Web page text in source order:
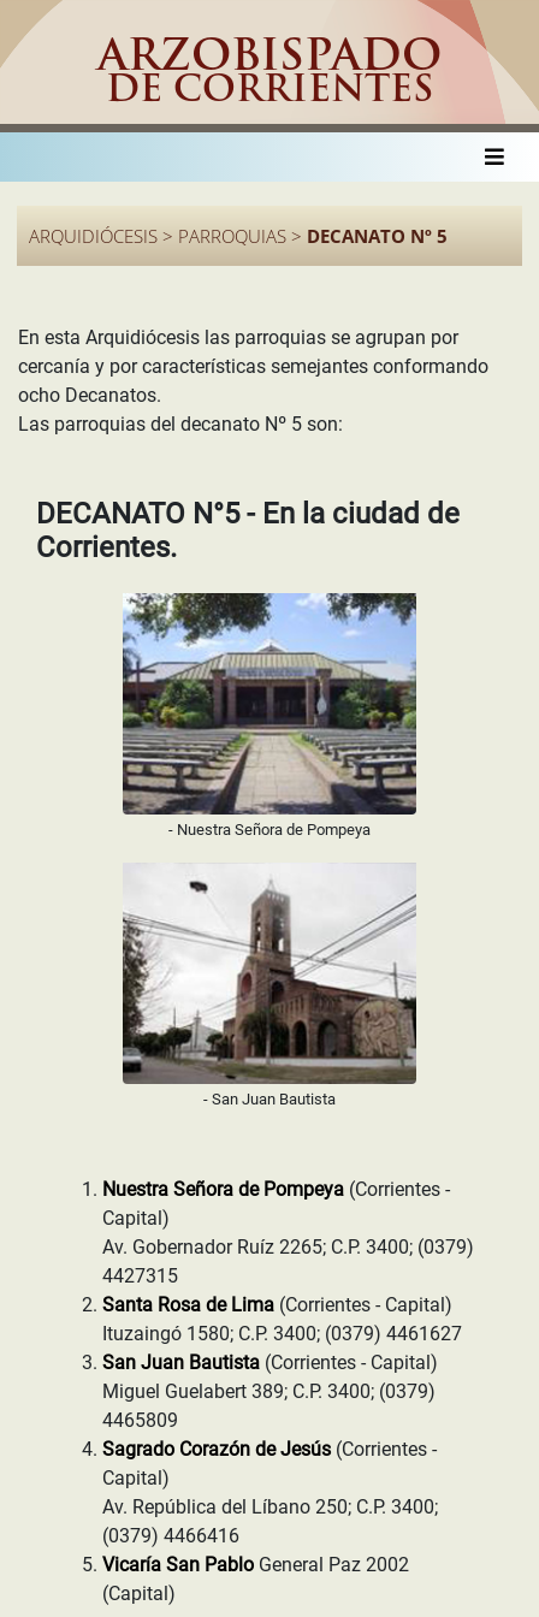
ARZOBISPADO
DE CORRIENTES
ARQUIDIÓCESIS > PARROQUIAS > DECANATO Nº 5
En esta Arquidiócesis las parroquias se agrupan por
cercanía y por características semejantes conformando
ocho Decanatos.
Las parroquias del decanato Nº 5 son:
DECANATO N°5 - En la ciudad de
Corrientes.
- Nuestra Señora de Pompeya
- San Juan Bautista
Nuestra Señora de Pompeya (Corrientes -
Capital)
Av. Gobernador Ruíz 2265; C.P. 3400; (0379)
4427315
Santa Rosa de Lima (Corrientes - Capital)
Ituzaingó 1580; C.P. 3400; (0379) 4461627
San Juan Bautista (Corrientes - Capital)
Miguel Guelabert 389; C.P. 3400; (0379)
4465809
Sagrado Corazón de Jesús (Corrientes -
Capital)
Av. República del Líbano 250; C.P. 3400;
(0379) 4466416
Vicaría San Pablo General Paz 2002
(Capital)